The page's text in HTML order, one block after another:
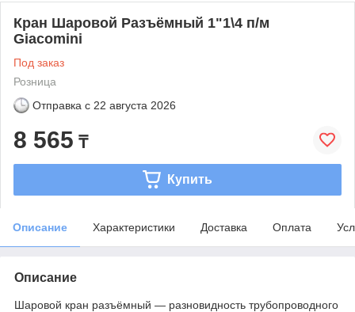
Кран Шаровой Разъёмный 1"1\4 п/м
Giacomini
Под заказ
Розница
Отправка с 22 августа 2026
8 565 ₸
Купить
Описание Характеристики Доставка Оплата
Описание
Шаровой кран разъёмный — разновидность трубопроводного